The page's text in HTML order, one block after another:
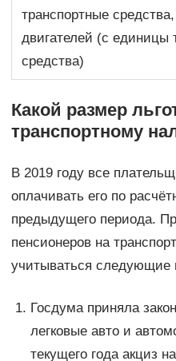
транспортные
двигателей (с единицы
средства)
Какой размер
транспортному
В 2019 году все
оплачивать его по
предыдущего периода.
пенсионеров на
учитываться следующие
Госдума приняла
легковые авто и
текущего года акциз